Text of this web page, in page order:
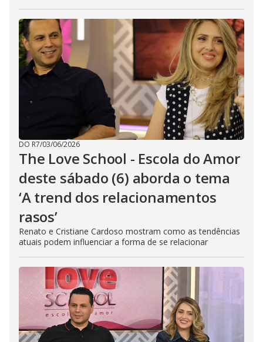
DO R7/03/06/2026
The Love School - Escola do Amor
deste sábado (6) aborda o tema
‘A trend dos relacionamentos
rasos’
Renato e Cristiane Cardoso mostram como as tendências
atuais podem influenciar a forma de se relacionar